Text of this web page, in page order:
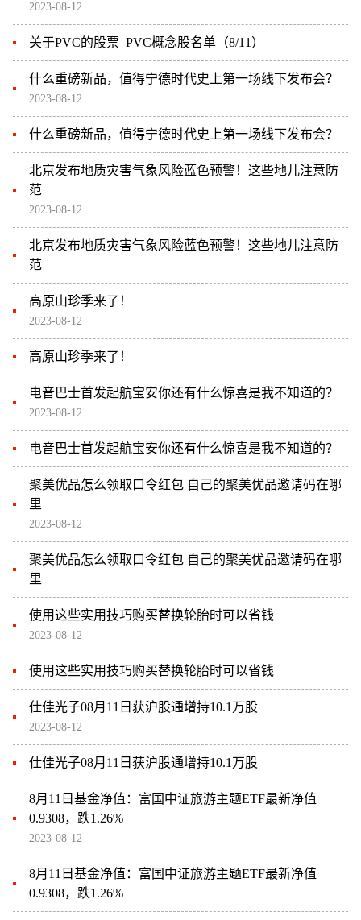
2023-08-12
关于PVC的股票_PVC概念股名单（8/11）
什么重磅新品，值得宁德时代史上第一场线下发布会？
2023-08-12
什么重磅新品，值得宁德时代史上第一场线下发布会？
北京发布地质灾害气象风险蓝色预警！这些地儿注意防
范
2023-08-12
北京发布地质灾害气象风险蓝色预警！这些地儿注意防
范
高原山珍季来了！
2023-08-12
高原山珍季来了！
电音巴士首发起航宝安你还有什么惊喜是我不知道的？
2023-08-12
电音巴士首发起航宝安你还有什么惊喜是我不知道的？
聚美优品怎么领取口令红包 自己的聚美优品邀请码在哪
里
2023-08-12
聚美优品怎么领取口令红包 自己的聚美优品邀请码在哪
里
使用这些实用技巧购买替换轮胎时可以省钱
2023-08-12
使用这些实用技巧购买替换轮胎时可以省钱
仕佳光子08月11日获沪股通增持10.1万股
2023-08-12
仕佳光子08月11日获沪股通增持10.1万股
8月11日基金净值：富国中证旅游主题ETF最新净值
0.9308，跌1.26%
2023-08-12
8月11日基金净值：富国中证旅游主题ETF最新净值
0.9308，跌1.26%